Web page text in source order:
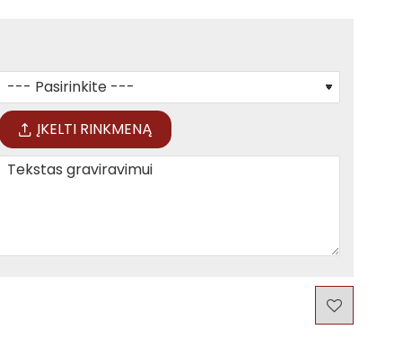
ĮKELTI RINKMENĄ